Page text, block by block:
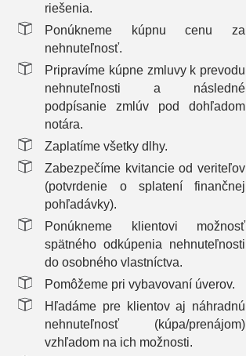
riešenia.
Ponúkneme kúpnu cenu za
nehnuteľnosť.
Pripravíme kúpne zmluvy k prevodu
nehnuteľnosti a následné
podpísanie zmlúv pod dohľadom
notára.
Zaplatíme všetky dlhy.
Zabezpečíme kvitancie od veriteľov
(potvrdenie o splatení finančnej
pohľadávky).
Ponúkneme klientovi možnosť
spätného odkúpenia nehnuteľnosti
do osobného vlastníctva.
Pomôžeme pri vybavovaní úverov.
Hľadáme pre klientov aj náhradnú
nehnuteľnosť (kúpa/prenájom)
vzhľadom na ich možnosti.